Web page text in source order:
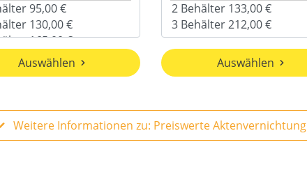
Auswählen Auswählen
Weitere Informationen zu: Preiswerte Aktenvernichtung